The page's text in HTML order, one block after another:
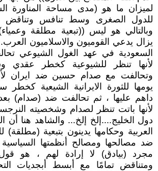
لميزان ما هو (مدى مساحة المناورة
للدول الصغرى وسط تنافس وتناقض
وبالتالي هو ليس ((تبعية مطلقة
يزال يدعي القوميون والاسلاميون
السعودية في عهد الغول الشيوعي
لأنها تنظر للشيوعية كخطر عقدي
وتحالفت مع صدام حسين ضد ايران
يومها للثورة الايرانية الشيعية
داهم عليها ، ثم تحالفت ضد (صدام)
لأنها باتت تنظر لصدام وشخصيته
دول الخليج....إلخ إلخ... والشاهد هنا أن
العربية وحكامها يدينون بتبعية
ضد مصالحها ومصالح أنظمتها السياسية
مجرد (بيادق) لا إرادة لهم ، هو
ومتناقض تمامًا مع أبسط أبجديات